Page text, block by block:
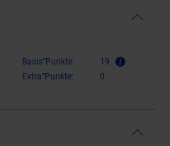
Basis°Punkte:
19
Extra°Punkte:
0